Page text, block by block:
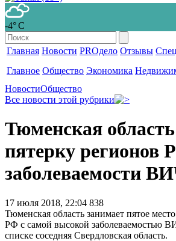
-4° С
Главная Новости PROдело Отзывы
Главное Общество Экономика
НовостиОбщество
Все новости этой рубрики
Тюменская
пятерку регионов
заболеваемости
17 июля 2018, 22:04 838
Тюменская область занимает пятое
РФ с самой высокой заболеваемостью
списке соседняя Свердловская область.